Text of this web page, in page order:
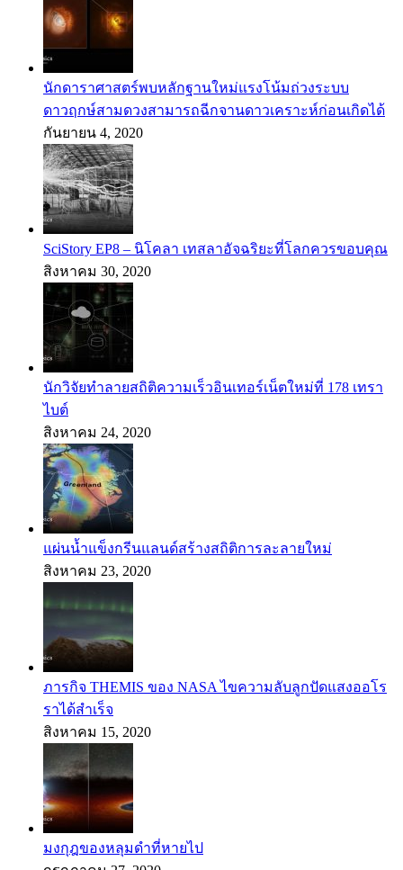
นักดาราศาสตร์พบหลักฐานใหม่แรงโน้มถ่วงระบบ
ดาวฤกษ์สามดวงสามารถฉีกจานดาวเคราะห์ก่อนเกิดได้
กันยายน 4, 2020
SciStory EP8 – นิโคลา เทสลาอัจฉริยะที่โลกควรขอบคุณ
สิงหาคม 30, 2020
นักวิจัยทำลายสถิติความเร็วอินเทอร์เน็ตใหม่ที่ 178 เทรา
ไบต์
สิงหาคม 24, 2020
แผ่นน้ำแข็งกรีนแลนด์สร้างสถิติการละลายใหม่
สิงหาคม 23, 2020
ภารกิจ THEMIS ของ NASA ไขความลับลูกปัดแสงออโร
ราได้สำเร็จ
สิงหาคม 15, 2020
มงกุฎของหลุมดำที่หายไป